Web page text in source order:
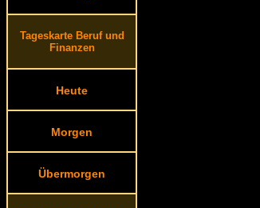
Tageskarte Beruf und
Finanzen
Heute
Morgen
Übermorgen